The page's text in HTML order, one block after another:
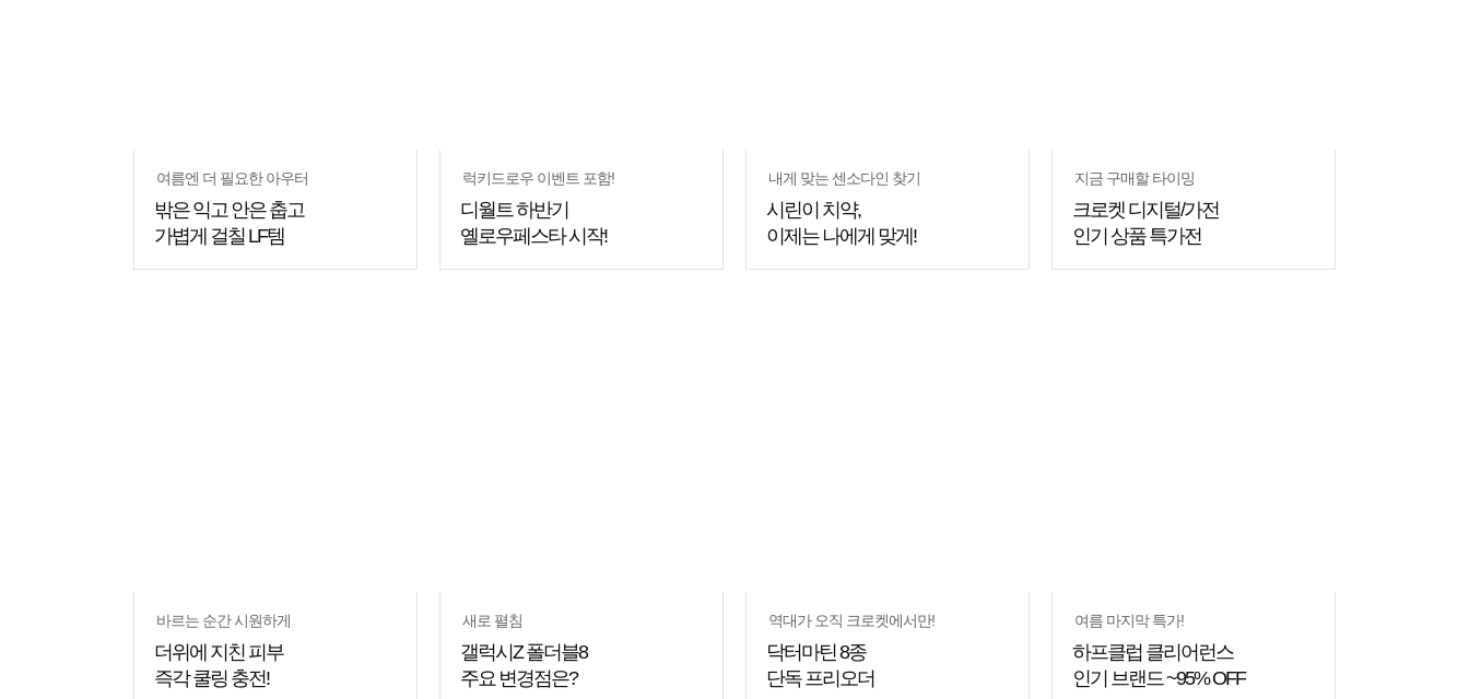
여름엔 더 필요한 아우터
밖은 익고 안은 춥고
가볍게 걸칠 LF템
럭키드로우 이벤트 포함!
디월트 하반기
옐로우페스타 시작!
내게 맞는 센소다인 찾기
시린이 치약,
이제는 나에게 맞게!
지금 구매할 타이밍
크로켓 디지털/가전
인기 상품 특가전
바르는 순간 시원하게
더위에 지친 피부
즉각 쿨링 충전!
새로 펼침
갤럭시Z 폴더블8
주요 변경점은?
역대가 오직 크로켓에서만!
닥터마틴 8종
단독 프리오더
여름 마지막 특가!
하프클럽 클리어런스
인기 브랜드 ~95% OFF